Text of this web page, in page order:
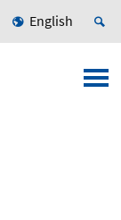
English